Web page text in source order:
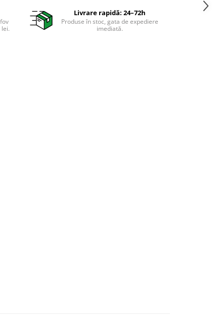
Livrare rapidă: 24–72h
Produse în stoc, gata de expediere
imediată.